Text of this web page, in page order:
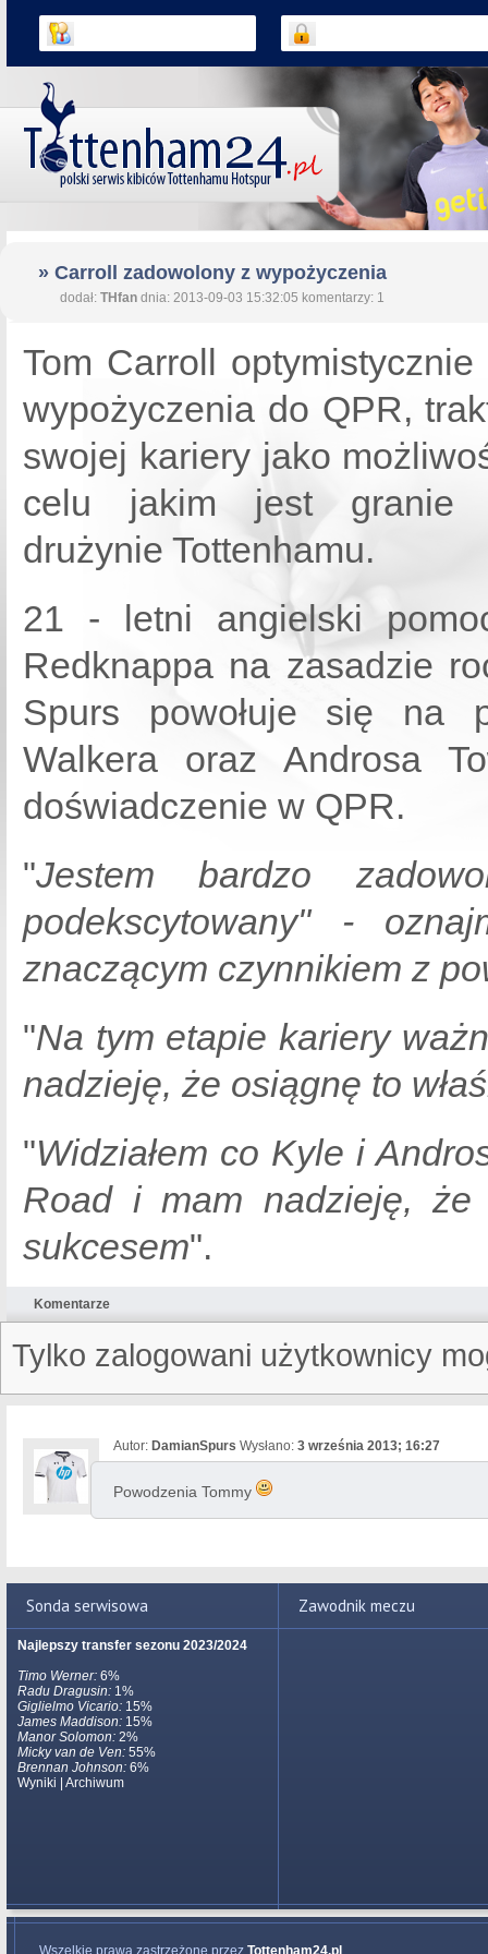
» Carroll zadowolony z wypożyczenia
dodał: THfan dnia: 2013-09-03 15:32:05 komentarzy: 1
Tom Carroll
wypożyczenia do QPR,
swojej kariery jako
celu jakim jest granie
drużynie Tottenhamu.
21 - letni angielski
Redknappa na zasadzie
Spurs powołuje się na
Walkera oraz Androsa
doświadczenie w QPR.
"Jestem bardzo
podekscytowany" -
znaczącym czynnikiem z
"Na tym etapie kariery
nadzieję, że osiągnę to
"Widziałem co Kyle i
Road i mam nadzieję, że
sukcesem".
Komentarze
Tylko zalogowani użytkownicy
Autor: DamianSpurs Wysłano: 3 września 2013; 16:27
Powodzenia Tommy
Sonda serwisowa
Najlepszy transfer sezonu 2023/2024
Timo Werner: 6%
Radu Dragusin: 1%
Giglielmo Vicario: 15%
James Maddison: 15%
Manor Solomon: 2%
Micky van de Ven: 55%
Brennan Johnson: 6%
Wyniki
Archiwum
Zawodnik meczu
Wszelkie prawa zastrzeżone przez Tottenham24.pl